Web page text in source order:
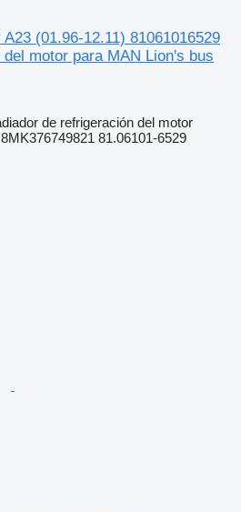
(01.96-12.11) 81061016529
motor para MAN Lion's bus
de refrigeración del motor
81.06101-6529